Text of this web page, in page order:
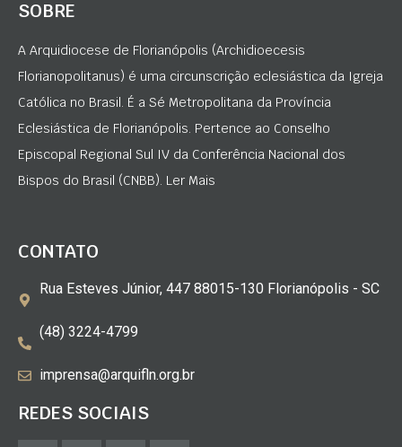
SOBRE
A Arquidiocese de Florianópolis (Archidioecesis
Florianopolitanus) é uma circunscrição eclesiástica da Igreja
Católica no Brasil. É a Sé Metropolitana da Província
Eclesiástica de Florianópolis. Pertence ao Conselho
Episcopal Regional Sul IV da Conferência Nacional dos
Bispos do Brasil (CNBB). Ler Mais
CONTATO
Rua Esteves Júnior, 447 88015-130 Florianópolis - SC
(48) 3224-4799
imprensa@arquifln.org.br
REDES SOCIAIS